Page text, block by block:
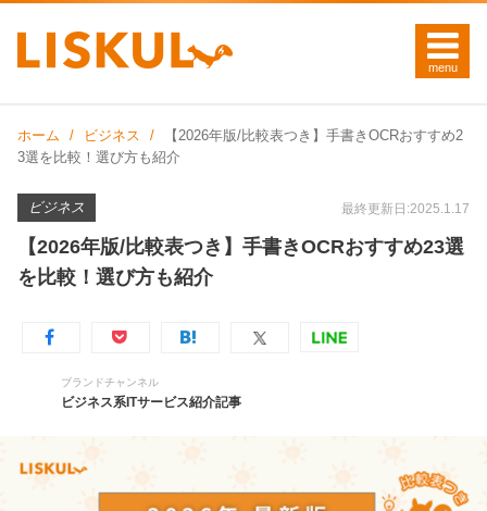
ホーム ビジネス
【2026年版/比較表つき】手書きOCRおすすめ2
3選を比較！選び方も紹介
ビジネス 最終更新日:2025.1.17
【2026年版/比較表つき】手書きOCRおすすめ23選
を比較！選び方も紹介
ブランドチャンネル
ビジネス系ITサービス紹介記事